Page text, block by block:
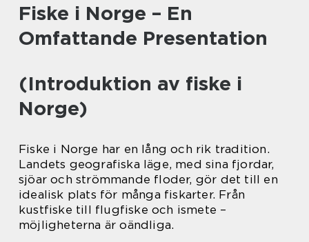
Fiske i Norge – En
Omfattande Presentation
(Introduktion av fiske i
Norge)
Fiske i Norge har en lång och rik tradition.
Landets geografiska läge, med sina fjordar,
sjöar och strömmande floder, gör det till en
idealisk plats för många fiskarter. Från
kustfiske till flugfiske och ismete –
möjligheterna är oändliga.